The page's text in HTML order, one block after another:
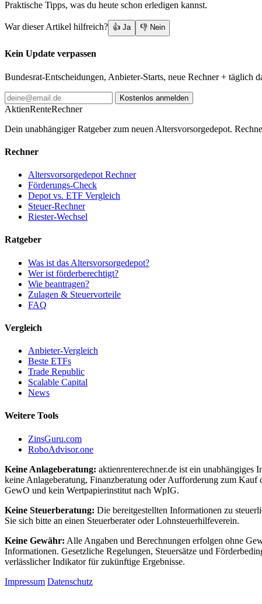
Praktische Tipps, was du heute schon erledigen kannst.
War dieser Artikel hilfreich? 👍 Ja 👎 Nein
Kein Update verpassen
Bundesrat-Entscheidungen, Anbieter-Starts, neue Rechner + täglich
Kostenlos anmelden
AktienRenteRechner
Dein unabhängiger Ratgeber zum neuen Altersvorsorgedepot.
Rechner
Altersvorsorgedepot Rechner
Förderungs-Check
Depot vs. ETF Vergleich
Steuer-Rechner
Riester-Wechsel
Ratgeber
Was ist das Altersvorsorgedepot?
Wer ist förderberechtigt?
Wie beantragen?
Zulagen & Steuervorteile
FAQ
Vergleich
Anbieter-Vergleich
Beste ETFs
Trade Republic
Scalable Capital
News
Weitere Tools
ZinsGuru.com
RoboAdvisor.one
Keine Anlageberatung: aktienrenterechner.de ist ein
keine Anlageberatung, Finanzberatung oder Aufforderung zum
GewO und kein Wertpapierinstitut nach WpIG.
Keine Steuerberatung: Die bereitgestellten Informationen zu
Sie sich bitte an einen Steuerberater oder Lohnsteuerhilfeverein.
Keine Gewähr: Alle Angaben und Berechnungen erfolgen ohne
Informationen. Gesetzliche Regelungen, Steuersätze und
verlässlicher Indikator für zukünftige Ergebnisse.
Impressum Datenschutz